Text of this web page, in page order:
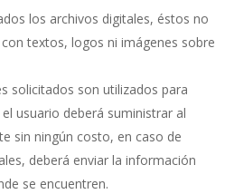
los archivos digitales, éstos no
textos, logos ni imágenes sobre
solicitados son utilizados para
usuario deberá suministrar al
sin ningún costo, en caso de
deberá enviar la información
se encuentren.